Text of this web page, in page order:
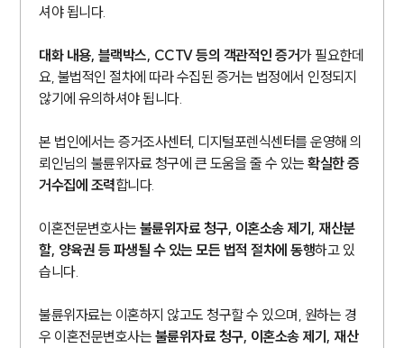
셔야 됩니다.
대화 내용, 블랙박스, CCTV 등의 객관적인 증거가 필요한데
요, 불법적인 절차에 따라 수집된 증거는 법정에서 인정되지
않기에 유의하셔야 됩니다.
본 법인에서는 증거조사센터, 디지털포렌식센터를 운영해 의
뢰인님의 불륜위자료 청구에 큰 도움을 줄 수 있는확실한 증
거수집에 조력합니다.
이혼전문변호사는 불륜위자료 청구, 이혼소송 제기, 재산분
할, 양육권 등 파생될 수 있는 모든 법적 절차에 동행하고 있
습니다.
불륜위자료는 이혼하지 않고도 청구할 수 있으며, 원하는 경
우 이혼전문변호사는 불륜위자료 청구, 이혼소송 제기, 재산